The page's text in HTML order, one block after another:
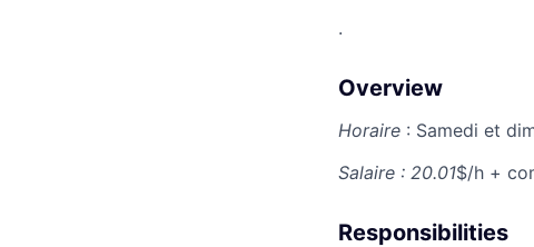
.
Overview
Horaire : Samedi et
Salaire : 20.01$/h +
Responsibilities